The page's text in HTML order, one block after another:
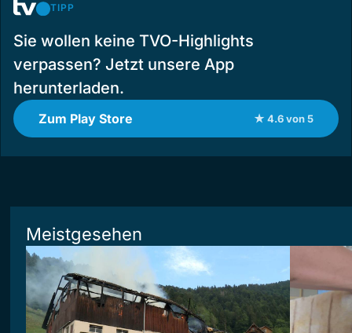
TIPP
Sie wollen keine TVO-Highlights
verpassen? Jetzt unsere App
herunterladen.
Zum Play Store ★ 4.6 von 5
Meistgesehen